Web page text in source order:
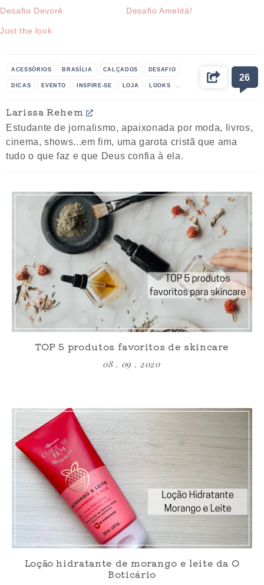
Desafio Devorê Desafio Amelitá!
Just the look
ACESSÓRIOS BRASÍLIA CALÇADOS DESAFIO
DICAS EVENTO INSPIRE-SE LOJA LOOKS
26
Larissa Rehem
Estudante de jornalismo, apaixonada por moda, livros,
cinema, shows...em fim, uma garota cristã que ama
tudo o que faz e que Deus confia à ela.
TOP 5 produtos favoritos de skincare
08 . 09 . 2020
Loção hidratante de morango e leite da O
Boticário